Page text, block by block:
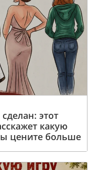
этот
какую
цените больше